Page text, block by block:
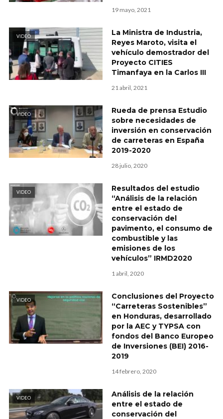
19 mayo, 2021
VIDEO
La Ministra de Industria,
Reyes Maroto, visita el
vehículo demostrador del
Proyecto CITIES
Timanfaya en la Carlos III
21 abril, 2021
VIDEO
Rueda de prensa Estudio
sobre necesidades de
inversión en conservación
de carreteras en España
2019-2020
28 julio, 2020
VIDEO
Resultados del estudio
“Análisis de la relación
entre el estado de
conservación del
pavimento, el consumo de
combustible y las
emisiones de los
vehículos” IRMD2020
1 abril, 2020
VIDEO
Conclusiones del Proyecto
“Carreteras Sostenibles”
en Honduras, desarrollado
por la AEC y TYPSA con
fondos del Banco Europeo
de Inversiones (BEI) 2016-
2019
14 febrero, 2020
VIDEO
Análisis de la relación
entre el estado de
conservación del